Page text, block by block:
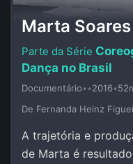
Marta Soares
Dança no Brasil
Documentário••2016•
De Fernanda Heinz
A trajetória e
de Marta é